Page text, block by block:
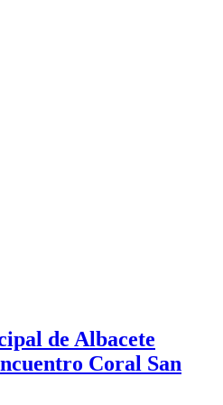
de Albacete
Coral San